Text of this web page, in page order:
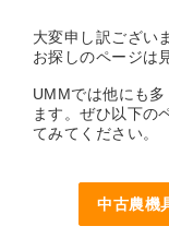
大変申し訳ござい
お探しのページは
UMMでは他にも
ます。ぜひ以下の
てみてください。
中古農機